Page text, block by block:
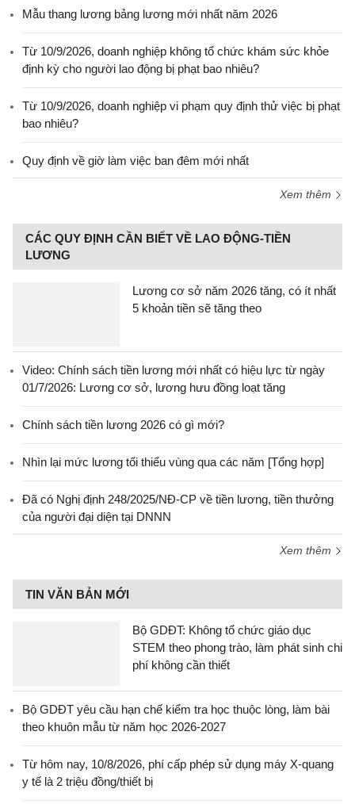
Mẫu thang lương bảng lương mới nhất năm 2026
Từ 10/9/2026, doanh nghiệp không tổ chức khám sức khỏe
định kỳ cho người lao động bị phạt bao nhiêu?
Từ 10/9/2026, doanh nghiệp vi phạm quy định thử việc bị phạt
bao nhiêu?
Quy định về giờ làm việc ban đêm mới nhất
Xem thêm
CÁC QUY ĐỊNH CẦN BIẾT VỀ LAO ĐỘNG-TIỀN
LƯƠNG
Lương cơ sở năm 2026 tăng, có ít nhất
5 khoản tiền sẽ tăng theo
Video: Chính sách tiền lương mới nhất có hiệu lực từ ngày
01/7/2026: Lương cơ sở, lương hưu đồng loạt tăng
Chính sách tiền lương 2026 có gì mới?
Nhìn lại mức lương tối thiểu vùng qua các năm [Tổng hợp]
Đã có Nghị định 248/2025/NĐ-CP về tiền lương, tiền thưởng
của người đại diện tại DNNN
Xem thêm
TIN VĂN BẢN MỚI
Bộ GDĐT: Không tổ chức giáo dục
STEM theo phong trào, làm phát sinh chi
phí không cần thiết
Bộ GDĐT yêu cầu hạn chế kiểm tra học thuộc lòng, làm bài
theo khuôn mẫu từ năm học 2026-2027
Từ hôm nay, 10/8/2026, phí cấp phép sử dụng máy X-quang
y tế là 2 triệu đồng/thiết bị